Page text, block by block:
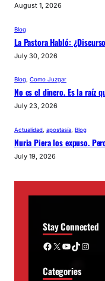
August 1, 2026
Blog
La Pastora Habló:
July 30, 2026
Blog, Como Juzgar
No es el dinero. Es la raíz
July 23, 2026
Actualidad apostasía Blog
Nuria Piera los expuso.
July 19, 2026
Stay Connected
Facebook X YouTube TikTok Instagram
Categories